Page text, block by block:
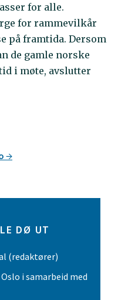
for alle.
for rammevilkår
på framtida. Dersom
de gamle norske
i møte, avslutter
DØ UT
(redaktører)
i samarbeid med